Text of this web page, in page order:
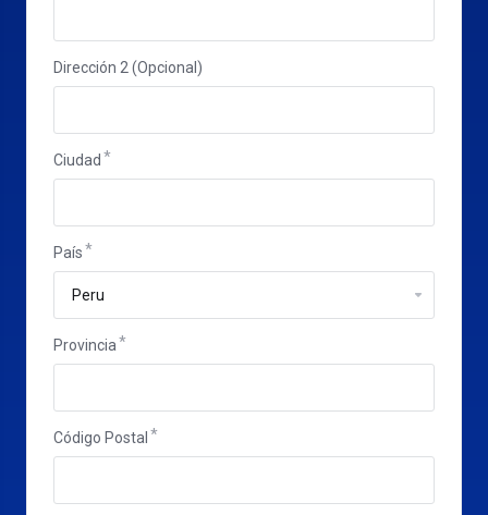
Dirección 2 (Opcional)
Ciudad
País
Provincia
Código Postal